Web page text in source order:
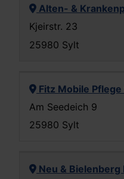
Alten- &
Kjeirstr. 23
25980 Sylt
Fitz Mobile
Am Seedeich 9
25980 Sylt
Neu & Bielenberg